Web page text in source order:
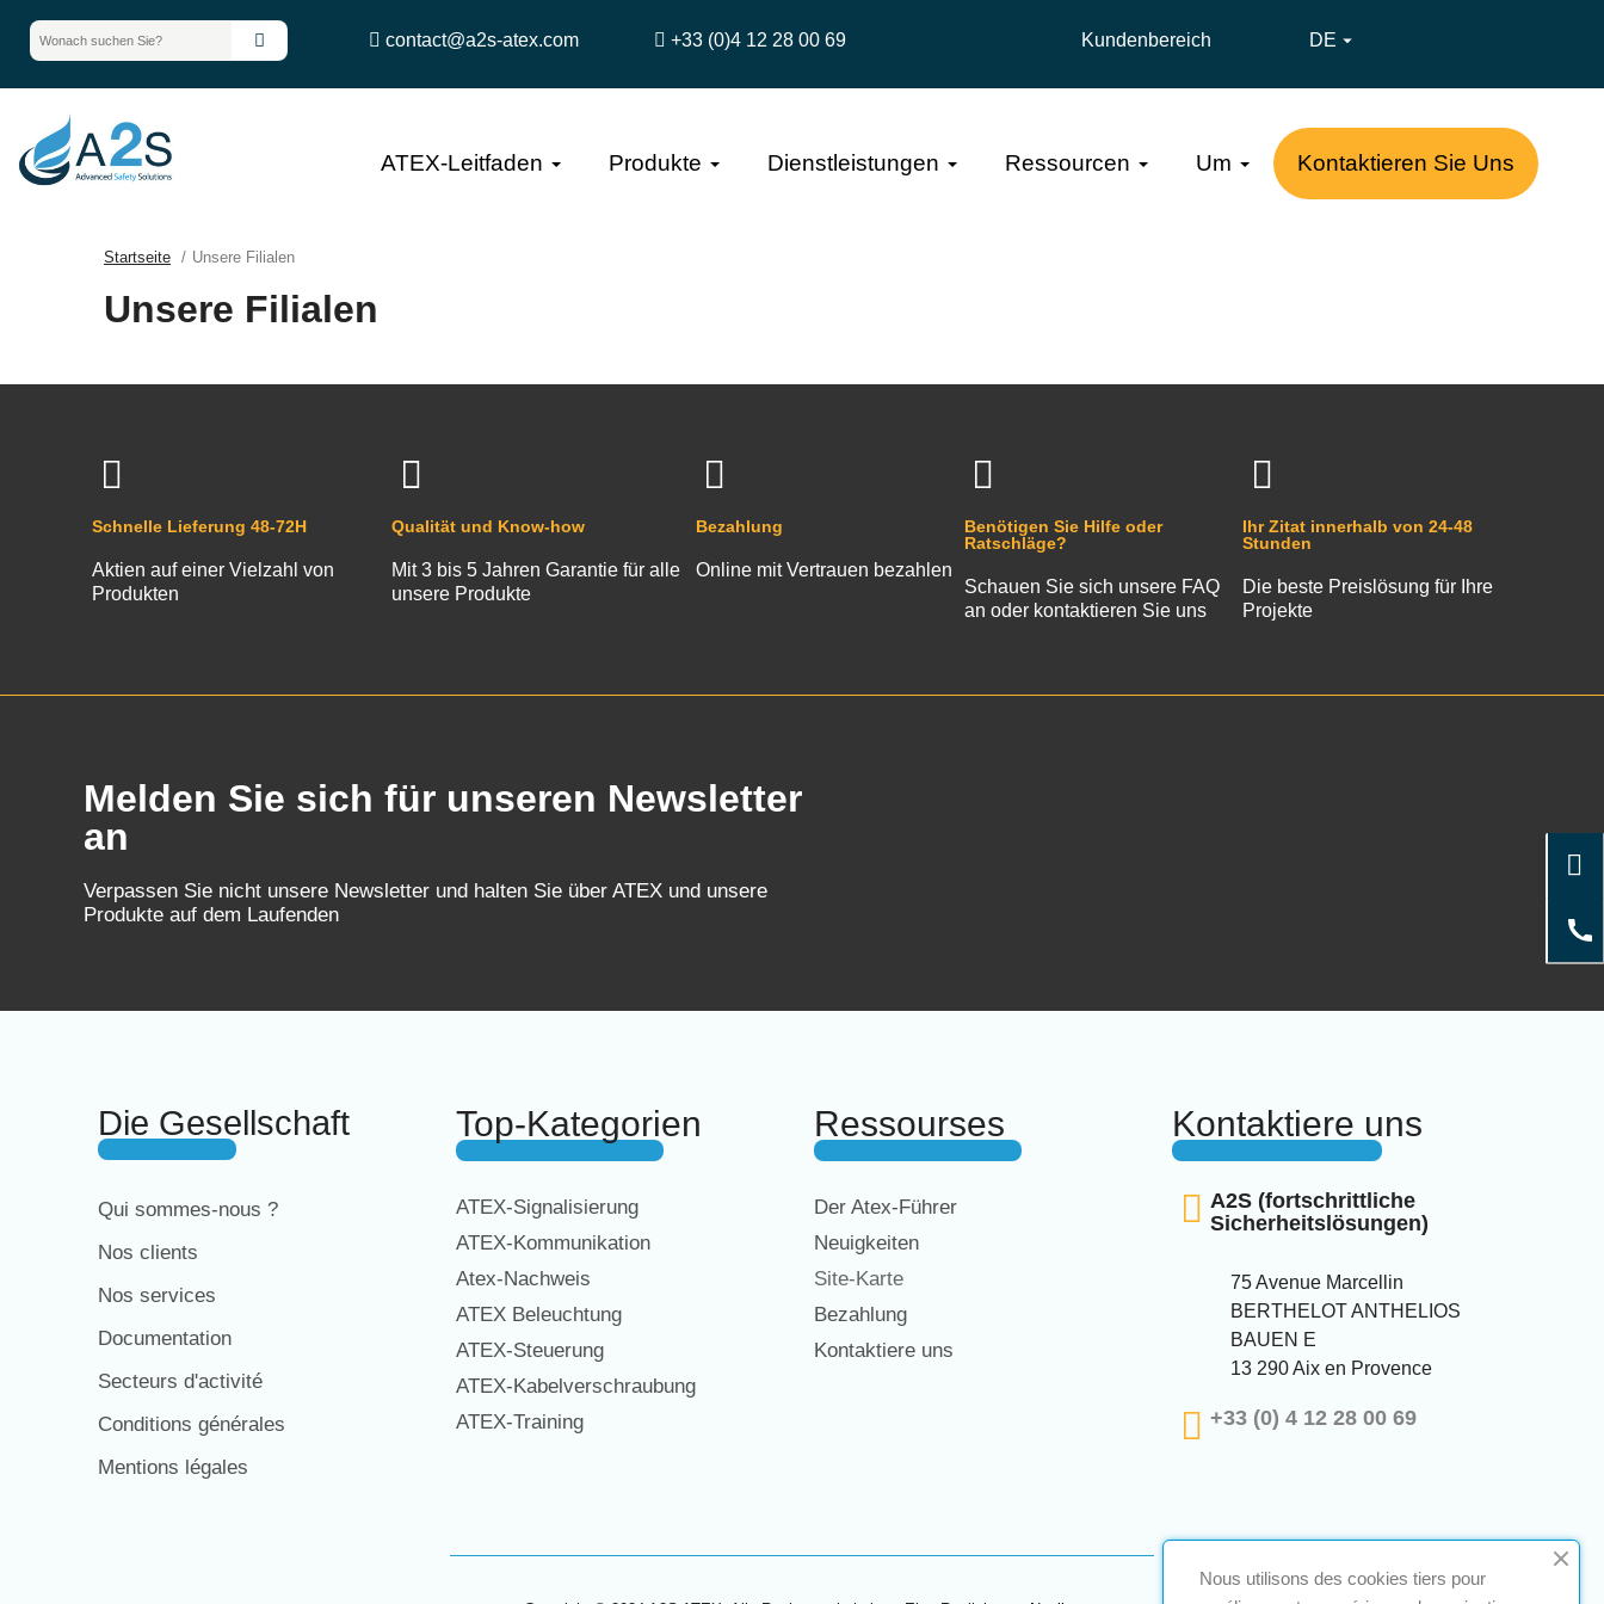
contact@a2s-atex.com +33 (0)4 12 28 00 69 Kundenbereich DE 
ATEX-Leitfaden Produkte Dienstleistungen Ressourcen Um Kontaktieren Sie Uns
Startseite Unsere Filialen
Unsere Filialen
Schnelle Lieferung 48-72H
Aktien auf einer Vielzahl von
Produkten
Qualität und Know-how
Mit 3 bis 5 Jahren Garantie für alle
unsere Produkte
Bezahlung
Online mit Vertrauen bezahlen
Benötigen Sie Hilfe oder
Ratschläge?
Schauen Sie sich unsere FAQ
an oder kontaktieren Sie uns
Ihr Zitat innerhalb von 24-48
Stunden
Die beste Preislösung für Ihre
Projekte
Melden Sie sich für unseren Newsletter
an
Verpassen Sie nicht unsere Newsletter und halten Sie über ATEX und unsere
Produkte auf dem Laufenden
Die Gesellschaft
Qui sommes-nous ?
Nos clients
Nos services
Documentation
Secteurs d'activité
Conditions générales
Mentions légales
Top-Kategorien
ATEX-Signalisierung
ATEX-Kommunikation
Atex-Nachweis
ATEX Beleuchtung
ATEX-Steuerung
ATEX-Kabelverschraubung
ATEX-Training
Ressourses
Der Atex-Führer
Neuigkeiten
Site-Karte
Bezahlung
Kontaktiere uns
Kontaktiere uns
A2S (fortschrittliche
Sicherheitslösungen)
75 Avenue Marcellin
BERTHELOT ANTHELIOS
BAUEN E
13 290 Aix en Provence
+33 (0) 4 12 28 00 69
Nous utilisons des cookies tiers pour